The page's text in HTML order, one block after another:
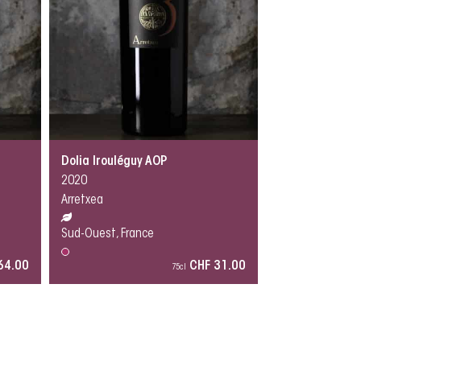
Dolia Irouléguy AOP
2020
Arretxea
Sud-Ouest, France
75cl CHF 31.00